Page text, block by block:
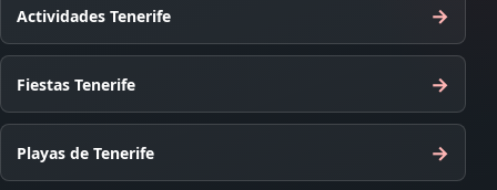
Actividades Tenerife →
Fiestas Tenerife →
Playas de Tenerife →